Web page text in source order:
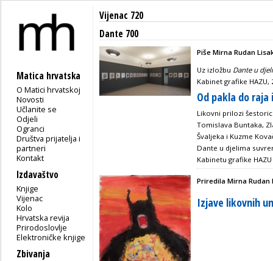
Matica hrvatska
O Matici hrvatskoj
Novosti
Učlanite se
Odjeli
Ogranci
Društva prijatelja i
partneri
Kontakt
Izdavaštvo
Knjige
Vijenac
Kolo
Hrvatska revija
Prirodoslovlje
Elektroničke knjige
Zbivanja
Vijenac 720
Dante 700
Piše Mirna Rudan
Uz izložbu Dante u
Kabinet grafike
Od pakla do
Likovni prilozi
Tomislava Buntaka,
Švaljeka i Kuzme
Dante u djelima
Kabinetu grafike HAZU
Priredila Mirna Rudan
Izjave likovnih